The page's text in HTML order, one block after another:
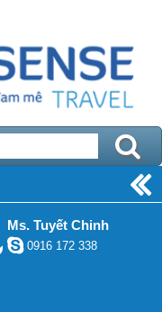
Ms. Tuyết Chinh
0916 172 338